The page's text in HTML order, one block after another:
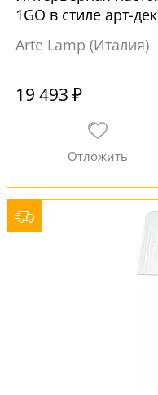
1GO в стиле арт-
Arte Lamp (Италия)
19 493 ₽